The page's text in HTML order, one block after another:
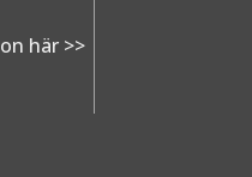
här >>